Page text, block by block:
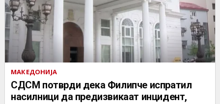
МАКЕДОНИЈА
СДСМ потврди дека Филипче испратил
насилници да предизвикаат инцидент,